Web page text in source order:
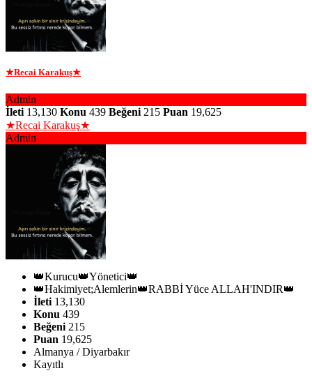
★Recai Karakuş★
Admin
İleti 13,130 Konu 439 Beğeni 215 Puan 19,625
★Recai Karakuş★
Admin
👑Kurucu👑Yönetici👑
👑Hakimiyet;Alemlerin👑RABBİ Yüce ALLAH'INDIR👑
İleti 13,130
Konu 439
Beğeni 215
Puan 19,625
Almanya / Diyarbakır
Kayıtlı